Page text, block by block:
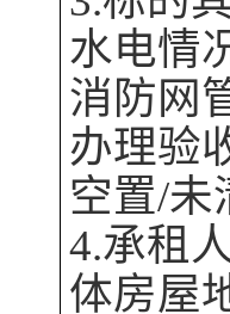
水电情
消防网
办理验
空置/未
4.承租
体房屋